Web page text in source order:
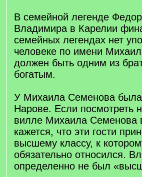
В семейной легенде
Владимира в Карелии
семейных легендах нет
человеке по имени
должен быть одним из
богатым.
У Михаила Семенова
Нарове. Если посмотреть
вилле Михаила Семенова
кажется, что эти гости
высшему классу, к
обязательно относился.
определенно не был